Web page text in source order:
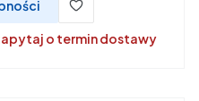
o termin dostawy